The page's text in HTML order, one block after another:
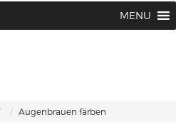
MENU
Augenbrauen färben